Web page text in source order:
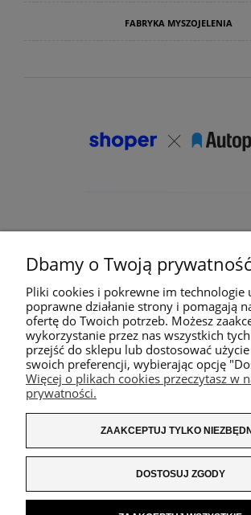
FABRYKA MYSZOJELENIA
Dbamy o Twoją prywatność
Pliki cookies i pokrewne im technologie
poprawne działanie strony i pomagają
ofertę do Twoich potrzeb. Możesz
wykorzystanie przez nas wszystkich
przejść do sklepu lub dostosować
swoich preferencji, wybierając opcję
Więcej o plikach cookies przeczytasz w
prywatności.
ZAAKCEPTUJ TYLKO
DOSTOSUJ ZGODY